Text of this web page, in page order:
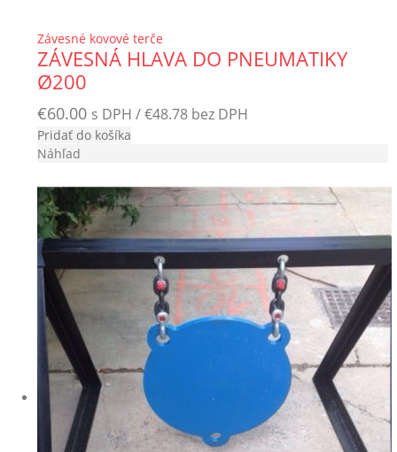
Závesné kovové terče
ZÁVESNÁ HLAVA DO PNEUMATIKY
Ø200
€60.00 s DPH /€48.78 bez DPH
Pridať do košíka
Náhľad